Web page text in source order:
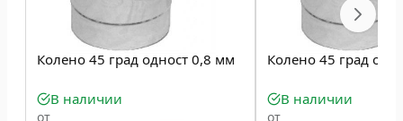
Колено 45 град одност 0,8 мм
В наличии
от
Колено 45 град
В наличии
от